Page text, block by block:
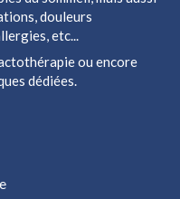
douleurs
etc...
ou encore
dédiées.